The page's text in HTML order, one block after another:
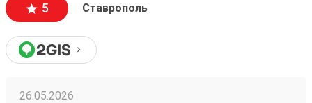
5 Ставрополь
26.05.2026